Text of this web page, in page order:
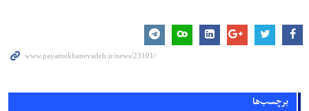
برچسب‌ها